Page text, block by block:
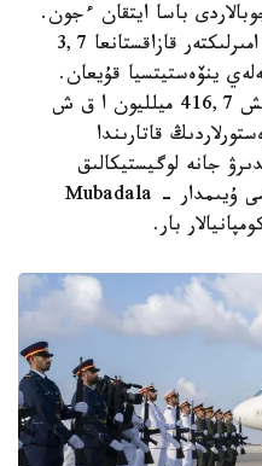
باسا ايتقان ءجون.
2005-2023-جىلدارى ارالىعىندا امىرلىكتەر قازاقستانعا 3,7
ينۆەستيتسيا قۇيعان.
2022-جىلدىڭ وزىندە كورسەتكىش 416,7 ميلليون ا ق ش
قاتارىندا
جانە لوگيستيكالىق
ينفراقۇرىلىم سالالارىنداعى جەتەكشى ۇيىمدار - Mubadala